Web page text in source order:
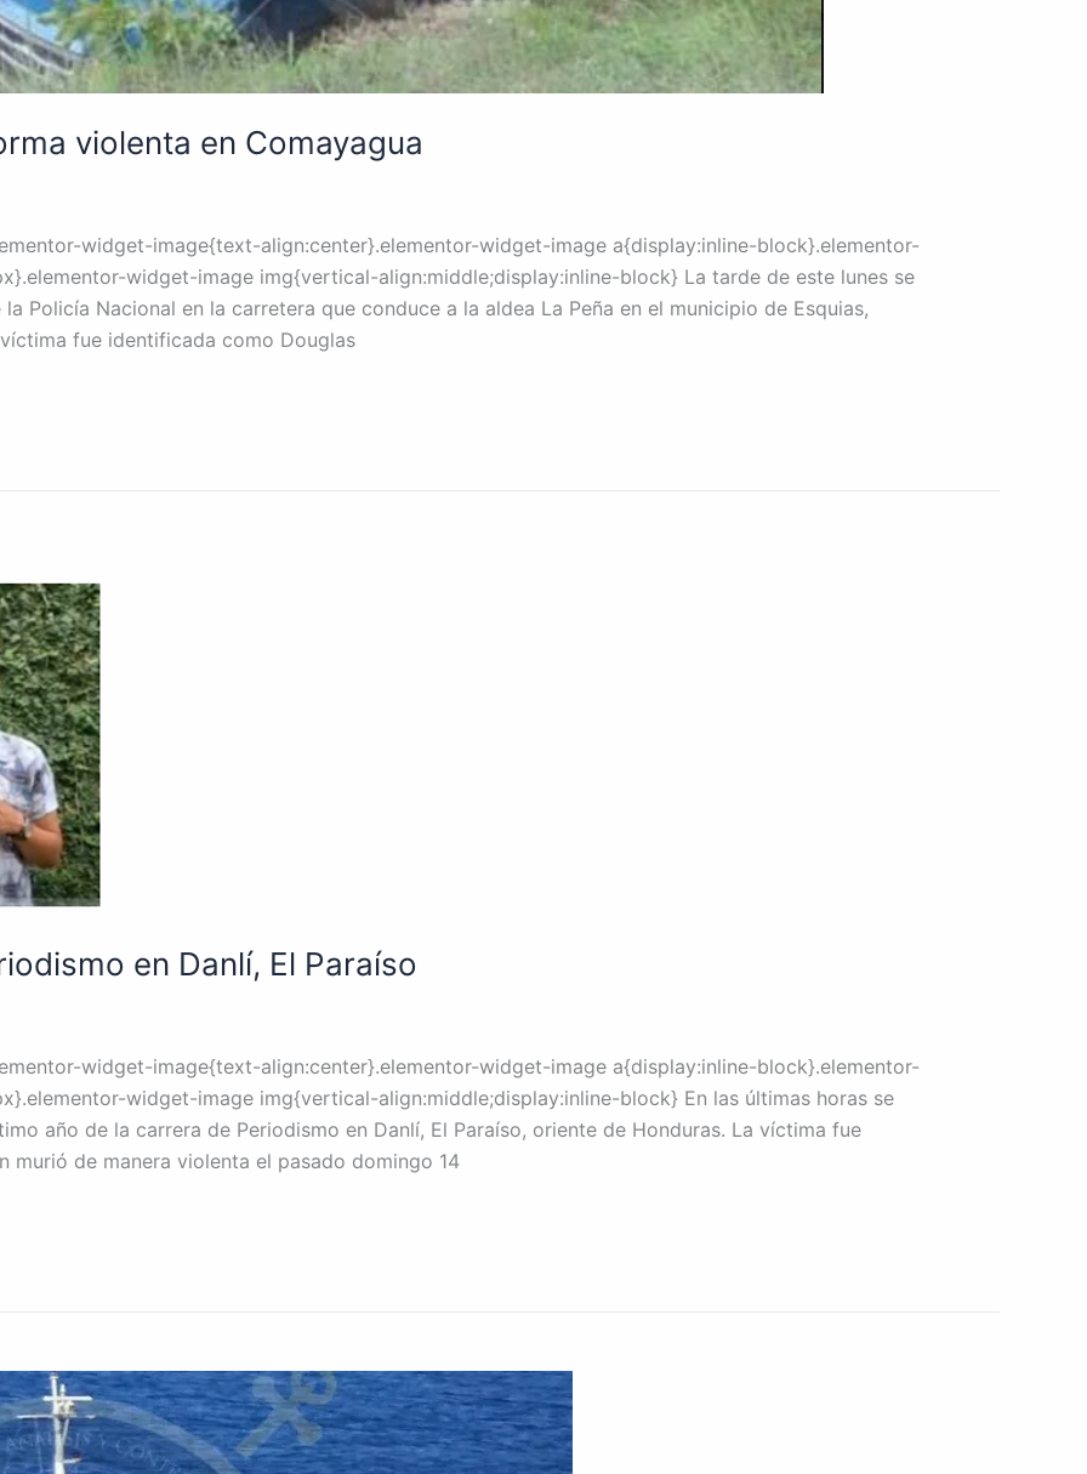
violenta en Comayagua
widget-image{text-align:center}.elementor-widget-image a{display:inline-block}.elementor-
widget-image img{vertical-align:middle;display:inline-block} La tarde de este lunes se
Policía Nacional en la carretera que conduce a la aldea La Peña en el municipio de Esquias,
fue identificada como Douglas
en Danlí, El Paraíso
widget-image{text-align:center}.elementor-widget-image a{display:inline-block}.elementor-
widget-image img{vertical-align:middle;display:inline-block} En las últimas horas se
año de la carrera de Periodismo en Danlí, El Paraíso, oriente de Honduras. La víctima fue
murió de manera violenta el pasado domingo 14